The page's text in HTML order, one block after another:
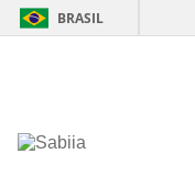
BRASIL